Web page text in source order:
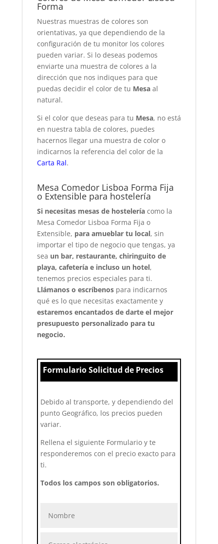
Forma
Nuestras muestras de colores son
orientativas, ya que dependiendo de la
configuración de tu monitor los colores
pueden variar. Si lo deseas podemos
enviarte una muestra de colores a la
dirección que nos indiques para que
puedas decidir el color de tu Mesaal
natural.
Si el color que deseas para tu Mesa, no está
en nuestra tabla de colores, puedes
hacernos llegar una muestra de color o
indicarnos la referencia del color de la
Carta Ral.
Mesa Comedor Lisboa Forma Fija
o Extensible para hostelería
Si necesitas mesas de hostelería como la
Mesa Comedor Lisboa Forma Fija o
Extensible, para amueblar tu local, sin
importar el tipo de negocio que tengas, ya
sea un bar, restaurante, chiringuito de
playa, cafetería e incluso un hotel,
tenemos precios especiales para ti.
Llámanos o escríbenospara indicarnos
qué es lo que necesitas exactamente y
estaremos encantados de darte el mejor
presupuesto personalizado para tu
negocio.
Formulario Solicitud de Precios
Debido al transporte, y dependiendo del
punto Geográfico, los precios pueden
variar.
Rellena el siguiente Formulario y te
responderemos con el precio exacto para
ti.
Todos los campos son obligatorios.